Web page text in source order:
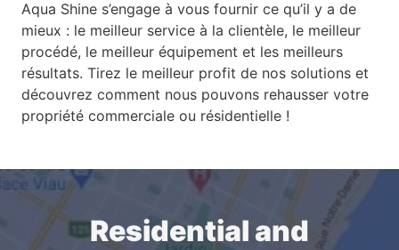
Aqua Shine s’engage à vous fournir ce qu’il y a de
mieux : le meilleur service à la clientèle, le meilleur
procédé, le meilleur équipement et les meilleurs
résultats. Tirez le meilleur profit de nos solutions et
découvrez comment nous pouvons rehausser votre
propriété commerciale ou résidentielle !
Residential and